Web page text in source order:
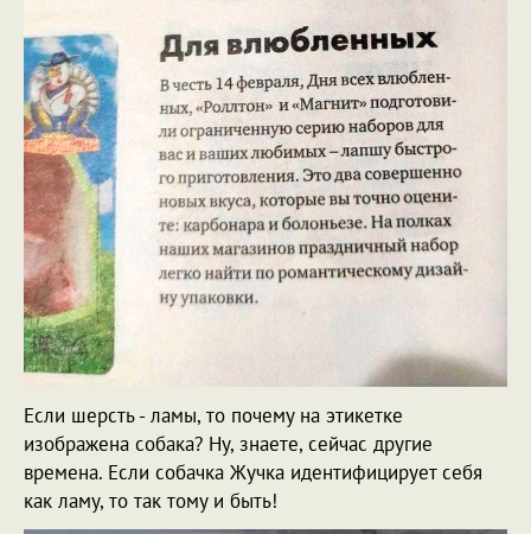
Если шерсть - ламы, то почему на этикетке
изображена собака? Ну, знаете, сейчас другие
времена. Если собачка Жучка идентифицирует себя
как ламу, то так тому и быть!